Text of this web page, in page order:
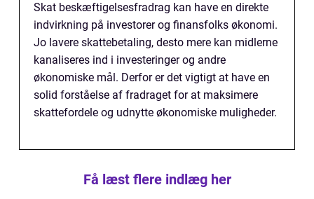
Skat beskæftigelsesfradrag kan have en direkte
indvirkning på investorer og finansfolks økonomi.
Jo lavere skattebetaling, desto mere kan midlerne
kanaliseres ind i investeringer og andre
økonomiske mål. Derfor er det vigtigt at have en
solid forståelse af fradraget for at maksimere
skattefordele og udnytte økonomiske muligheder.
Få læst flere indlæg her